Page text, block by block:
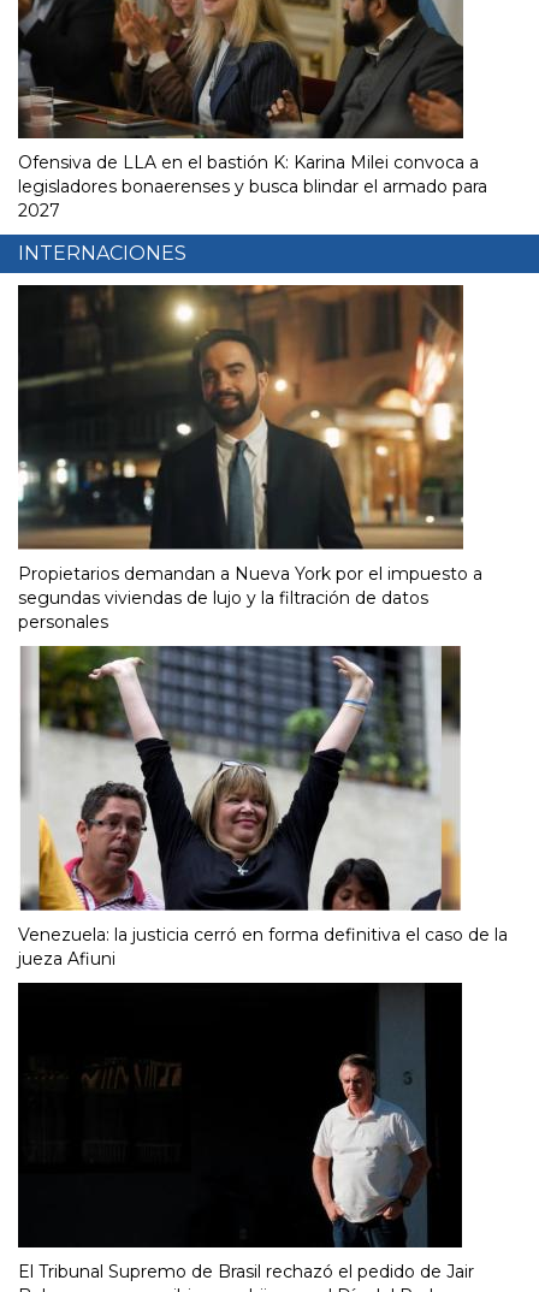
Ofensiva de LLA en el bastión K: Karina Milei convoca a
legisladores bonaerenses y busca blindar el armado para
2027
INTERNACIONES
Propietarios demandan a Nueva York por el impuesto a
segundas viviendas de lujo y la filtración de datos
personales
Venezuela: la justicia cerró en forma definitiva el caso de la
jueza Afiuni
El Tribunal Supremo de Brasil rechazó el pedido de Jair